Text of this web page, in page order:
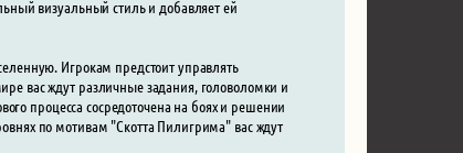
визуальный стиль и добавляет ей
Игрокам предстоит управлять
вас ждут различные задания, головоломки и
процесса сосредоточена на боях и решении
по мотивам "Скотта Пилигрима" вас ждут